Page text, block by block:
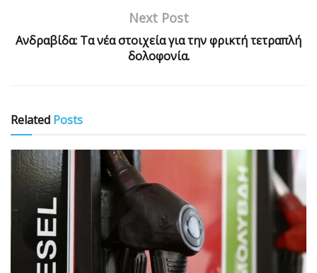
Next Post
Ανδραβίδα: Τα νέα στοιχεία για την φρικτή τετραπλή
δολοφονία.
Related Posts